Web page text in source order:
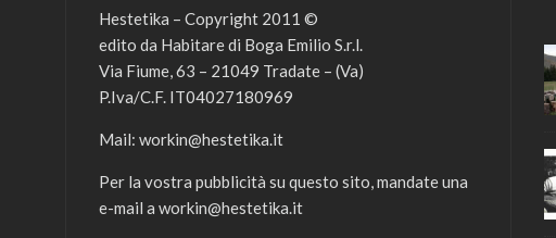
Hestetika – Copyright 2011 ©
edito da Habitare di Boga Emilio S.r.l.
Via Fiume, 63 – 21049 Tradate – (Va)
P.Iva/C.F. IT04027180969
Mail: workin@hestetika.it
Per la vostra pubblicità su questo sito, mandate una
e-mail a workin@hestetika.it